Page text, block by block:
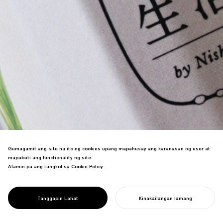
PROJECT
HAKKO SEIKATSU
gamit ang isang Bagong Business
Venture sa Kyoto Station.
SIMULAN ANG INYONG PROYEKTO
Gumagamit ang site na ito ng cookies upang mapahusay ang karanasan ng user at
mapabuti ang functionality ng site.
Alamin pa ang tungkol sa Cookie Policy
Cookie Policy .
Tanggapin Lahat Kinakailangan lamang